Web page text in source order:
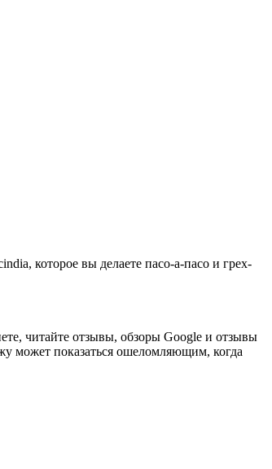
которое вы делаете пасо-а-пасо и грех-
читайте отзывы, обзоры Google и отзывы
может показаться ошеломляющим, когда